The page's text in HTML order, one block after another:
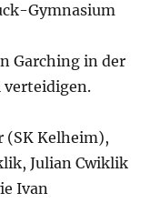
Gymnasium
Garching in der
verteidigen.
(SK Kelheim),
Julian Cwiklik
Ivan